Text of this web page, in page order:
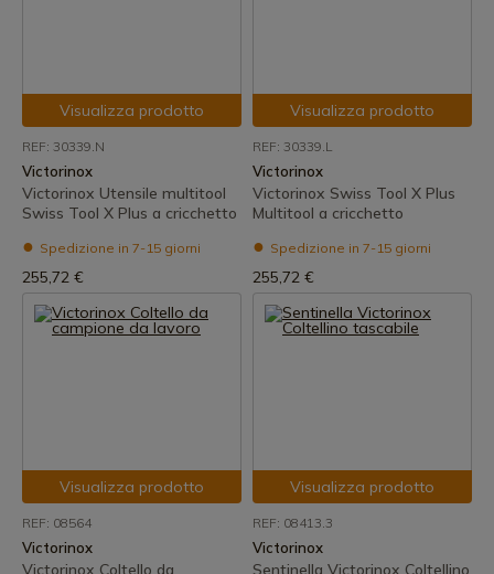
Visualizza prodotto
REF: 30339.N
Victorinox
Victorinox Utensile multitool
Swiss Tool X Plus a cricchetto
Spedizione in 7-15 giorni
255,72 €
Visualizza prodotto
REF: 30339.L
Victorinox
Victorinox Swiss Tool X Plus
Multitool a cricchetto
Spedizione in 7-15 giorni
255,72 €
Visualizza prodotto
REF: 08564
Victorinox
Victorinox Coltello da
Visualizza prodotto
REF: 08413.3
Victorinox
Sentinella Victorinox Coltellino